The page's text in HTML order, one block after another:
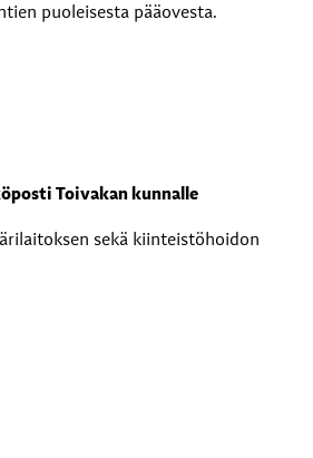
puoleisesta pääovesta.
Toivakan kunnalle
sekä kiinteistöhoidon